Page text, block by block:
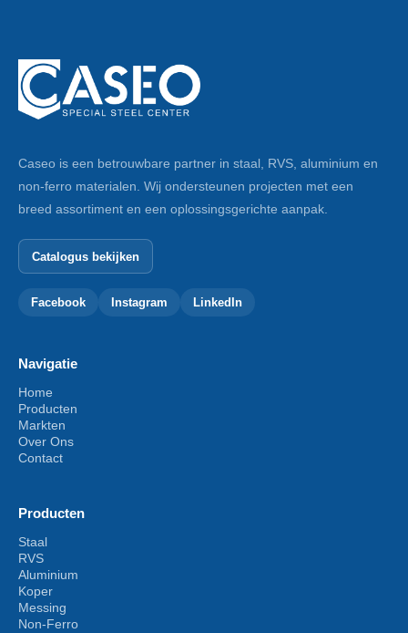
Caseo is een betrouwbare partner in staal, RVS, aluminium en
non-ferro materialen. Wij ondersteunen projecten met een
breed assortiment en een oplossingsgerichte aanpak.
Catalogus bekijken
Facebook Instagram LinkedIn
Navigatie
Home
Producten
Markten
Over Ons
Contact
Producten
Staal
RVS
Aluminium
Koper
Messing
Non-Ferro